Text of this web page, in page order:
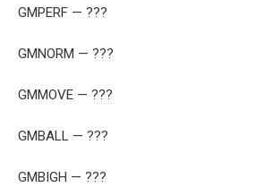
GMPERF — ???
GMNORM — ???
GMMOVE — ???
GMBALL — ???
GMBIGH — ???